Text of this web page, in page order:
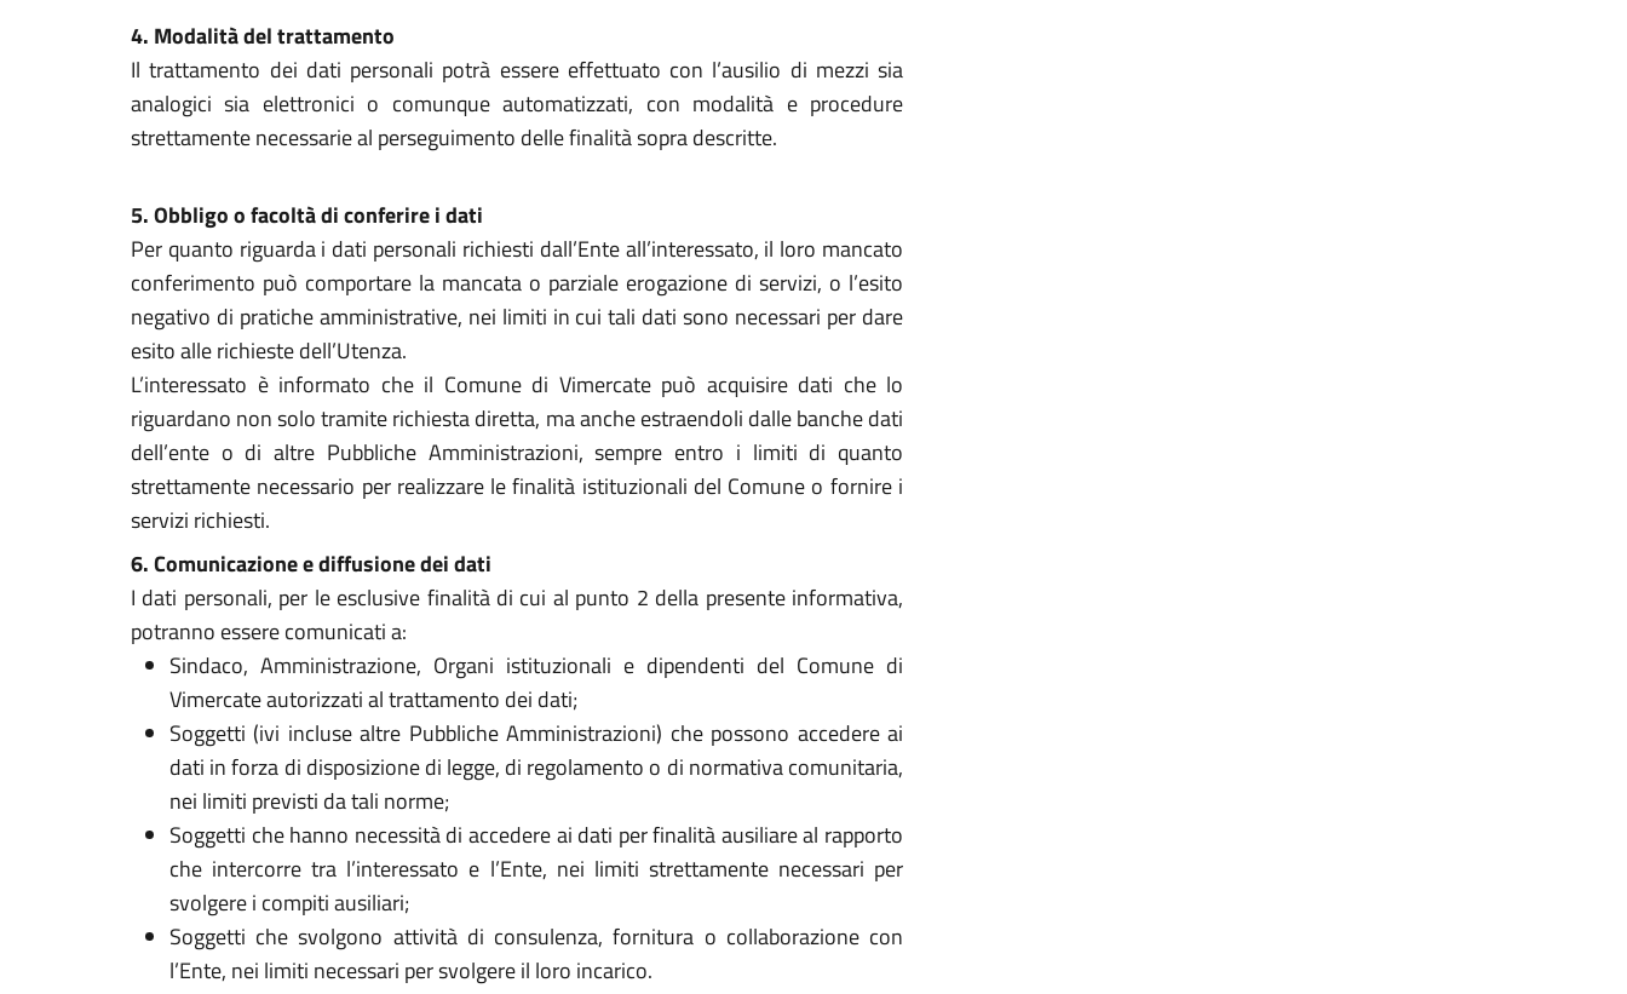
4. Modalità del trattamento
Il trattamento dei dati personali potrà essere effettuato con l’ausilio di mezzi sia
analogici sia elettronici o comunque automatizzati, con modalità e procedure
strettamente necessarie al perseguimento delle finalità sopra descritte.
5. Obbligo o facoltà di conferire i dati
Per quanto riguarda i dati personali richiesti dall’Ente all’interessato, il loro mancato
conferimento può comportare la mancata o parziale erogazione di servizi, o l’esito
negativo di pratiche amministrative, nei limiti in cui tali dati sono necessari per dare
esito alle richieste dell’Utenza.
L’interessato è informato che il Comune di Vimercate può acquisire dati che lo
riguardano non solo tramite richiesta diretta, ma anche estraendoli dalle banche dati
dell’ente o di altre Pubbliche Amministrazioni, sempre entro i limiti di quanto
strettamente necessario per realizzare le finalità istituzionali del Comune o fornire i
servizi richiesti.
6. Comunicazione e diffusione dei dati
I dati personali, per le esclusive finalità di cui al punto 2 della presente informativa,
potranno essere comunicati a:
Sindaco, Amministrazione, Organi istituzionali e dipendenti del Comune di
Vimercate autorizzati al trattamento dei dati;
Soggetti (ivi incluse altre Pubbliche Amministrazioni) che possono accedere ai
dati in forza di disposizione di legge, di regolamento o di normativa comunitaria,
nei limiti previsti da tali norme;
Soggetti che hanno necessità di accedere ai dati per finalità ausiliare al rapporto
che intercorre tra l’interessato e l’Ente, nei limiti strettamente necessari per
svolgere i compiti ausiliari;
Soggetti che svolgono attività di consulenza, fornitura o collaborazione con
l’Ente, nei limiti necessari per svolgere il loro incarico.